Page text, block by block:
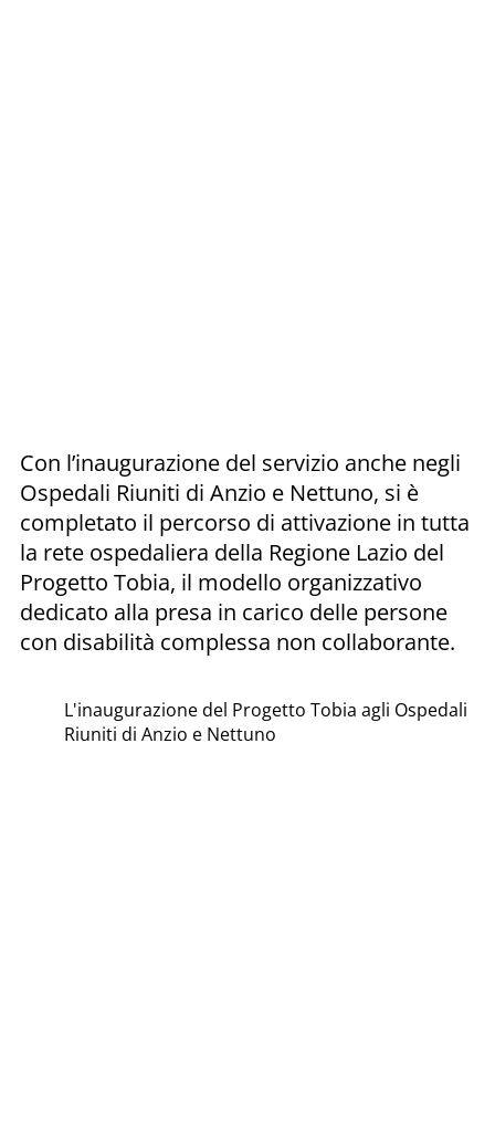
L'inaugurazione del Progetto Tobia agli Ospedali
Riuniti di Anzio e Nettuno
Con l’inaugurazione del servizio anche negli
Ospedali Riuniti di Anzio e Nettuno, si è
completato il percorso di attivazione in tutta
la rete ospedaliera della Regione Lazio del
Progetto Tobia, il modello organizzativo
dedicato alla presa in carico delle persone
con disabilità complessa non collaborante.